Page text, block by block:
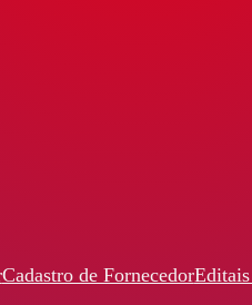
Cadastro de Fornecedor